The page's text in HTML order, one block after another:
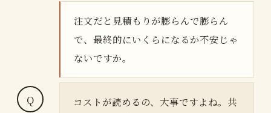
注文だと見積もりが膨らんで膨らん
で、最終的にいくらになるか不安じゃ
ないですか。
コストが読めるの、大事ですよね。共